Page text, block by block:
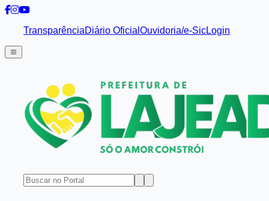
TransparênciaDiário Oficial Ouvidoria/e-SicLogin